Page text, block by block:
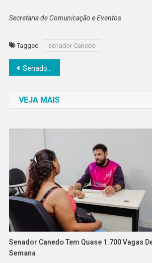
Secretaria de Comunicação e Eventos
Tagged senador Canedo
Navegação
Post
Senador Canedo tem semana com 1.200 vagas de emprego
VEJA MAIS
Senador Canedo Tem Quase 1.700 Vagas
Semana